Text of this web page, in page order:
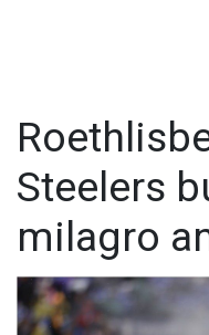
Steelers
milagro